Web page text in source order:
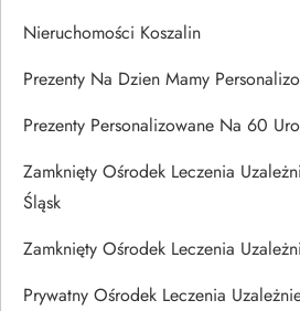
Nieruchomości Koszalin
Prezenty Na Dzien Mamy
Prezenty Personalizowane Na 60
Zamknięty Ośrodek Leczenia
Śląsk
Zamknięty Ośrodek Leczenia
Prywatny Ośrodek Leczenia